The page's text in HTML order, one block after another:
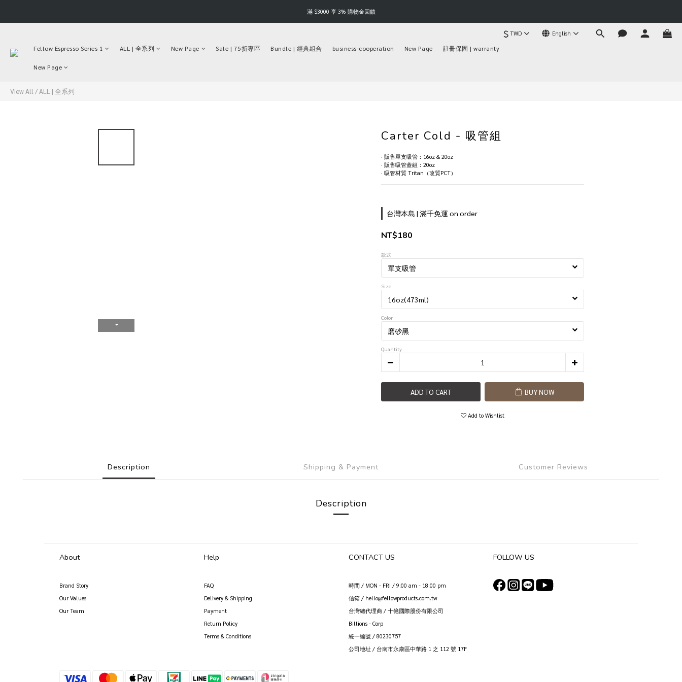
Happy Father's Day | 88 折起
滿 $3000 享 3% 購物金回饋
$ TWD English
Fellow Espresso Series 1 ALL | 全系列 New Page Sale | 75折專區 Bundle | 經典組合 business-cooperation New Page 註冊保固 | warranty
New Page
View All /ALL | 全系列
Carter Cold - 吸管組
· 販售單支吸管：16oz & 20oz
· 販售吸管蓋組：20oz
· 吸管材質 Tritan（改質PCT）
台灣本島 | 滿千免運 on order
NT$180
款式
Size
Color
Quantity
ADD TO CART BUY NOW
Add to Wishlist
Description Shipping & Payment Customer Reviews
Description
BUY NOW
About
Brand Story
Our Values
Our Team
Help
FAQ
Delivery & Shipping
Payment
Return Policy
Terms & Conditions
CONTACT US
時間 / MON - FRI / 9:00 am - 18:00 pm
信箱 / hello@fellowproducts.com.tw
台灣總代理商 / 十億國際股份有限公司
Billions - Corp
統一編號 / 80230757
公司地址 / 台南市永康區中華路 1 之 112 號 17F
FOLLOW US